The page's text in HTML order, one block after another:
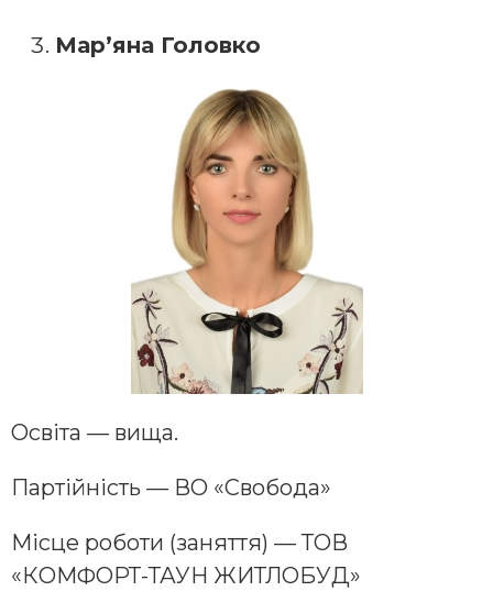
Мар’яна Головко
Освіта — вища.
Партійність — ВО «Свобода»
Місце роботи (заняття) — ТОВ
«КОМФОРТ-ТАУН ЖИТЛОБУД»